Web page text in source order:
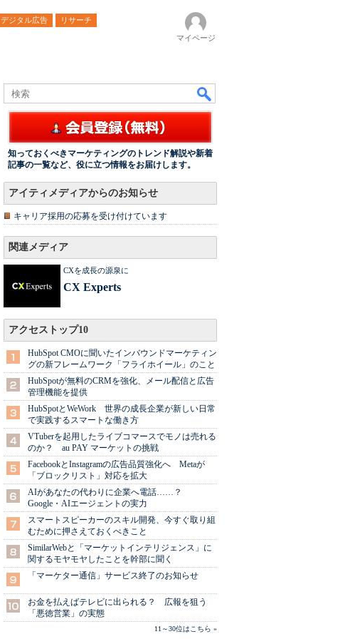
デジタル広告
リサーチ
マイページ
知っておくべきマーケティングのトレンド解説や新着
記事の一覧など、役に立つ情報をお届けします。
アイティメディアからのお知らせ
キャリア採用の応募を受け付けています
関連メディア
CXを成長の源泉に
CX Experts
アクセストップ10
HubSpot CMOに聞いたインバウンドマーケティン
グの新フレームワーク「フライホイール」のこと
HubSpotが無料のCRMを強化、メール配信と広告
管理機能を提供
HubSpotとWeWork 世界の成長企業が新しい日常
で実践するスマートな働き方
VTuberを起用したライブコマースでモノは売れる
のか？ au PAY マーケットの挑戦
FacebookとInstagramの広告品質強化へ Metaが
「ブロックリスト」対応を拡大
AIがあなたの代わりに企業へ電話……？
Google・AIエージェントの実力
スマートスピーカーのスキル開発、今すぐ取り組
むために押さえておくべきこと
SimilarWebと「マーケットインテリジェンス」に
関するモヤモヤしたことを幹部に聞く
「マーケター通信」サービス終了のお知らせ
お金を払えばテレビに出られる？ 広報を狙う
「悪徳営業」の実態
11～30位はこちら »